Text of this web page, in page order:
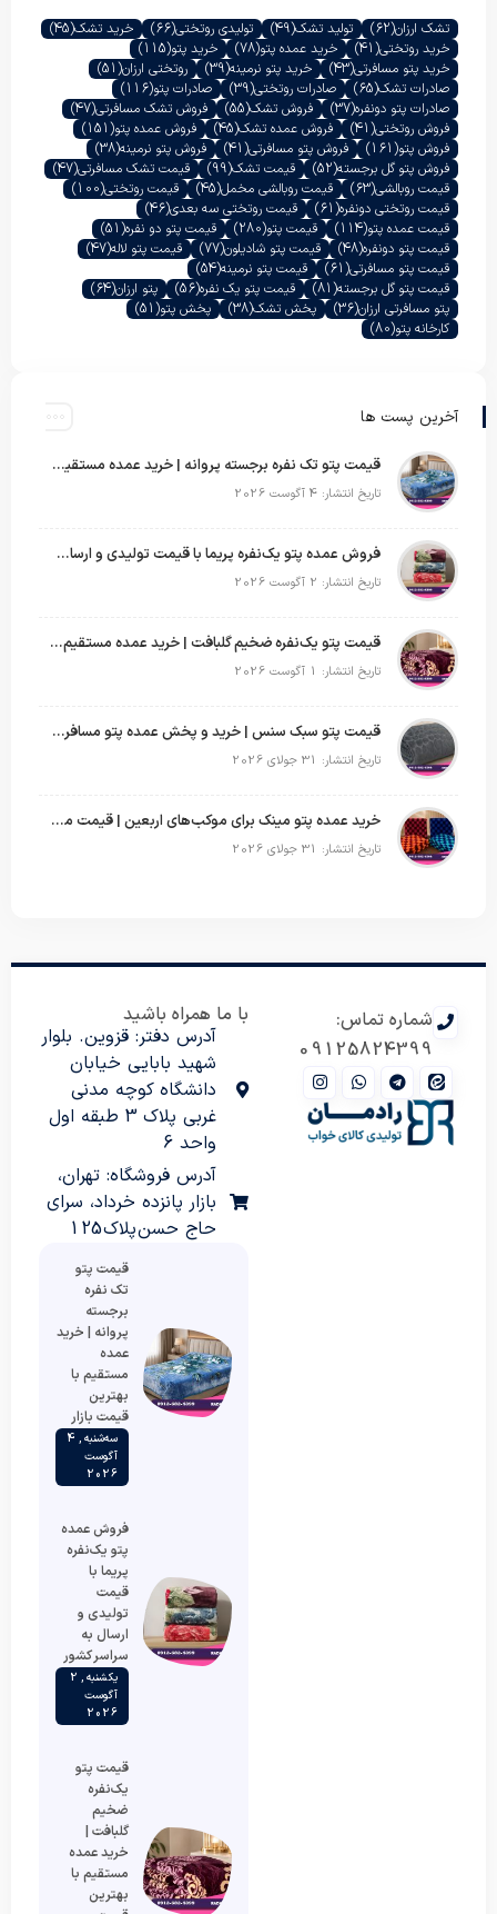
تشک ارزان(62) تولید تشک(49) تولیدی روتختی(66) خرید تشک(45)
خرید روتختی(41) خرید عمده پتو(78) خرید پتو(115)
خرید پتو مسافرتی(43) خرید پتو نرمینه(39) روتختی ارزان(51)
صادرات تشک(65) صادرات روتختی(39) صادرات پتو(116)
صادرات پتو دونفره(37) فروش تشک(55) فروش تشک مسافرتی(47)
فروش روتختی(41) فروش عمده تشک(45) فروش عمده پتو(151)
فروش پتو(161) فروش پتو مسافرتی(41) فروش پتو نرمینه(38)
فروش پتو گل برجسته(52) قیمت تشک(99) قیمت تشک مسافرتی(47)
قیمت روبالشی(63) قیمت روبالشی مخمل(45) قیمت روتختی(100)
قیمت روتختی دونفره(61) قیمت روتختی سه بعدی(46)
قیمت عمده پتو(114) قیمت پتو(280) قیمت پتو دو نفره(51)
قیمت پتو دونفره(48) قیمت پتو شادیلون(77) قیمت پتو لاله(47)
قیمت پتو مسافرتی(61) قیمت پتو نرمینه(54)
قیمت پتو گل برجسته(81) قیمت پتو یک نفره(56) پتو ارزان(64)
پتو مسافرتی ارزان(36) پخش تشک(38) پخش پتو(51)
کارخانه پتو(80)
آخرین پست ها
قیمت پتو تک نفره برجسته پروانه | خرید عمده مستقیم با بهترین قیمت بازار
تاریخ انتشار: 4 آگوست 2026
فروش عمده پتو یک‌نفره پریما با قیمت تولیدی و ارسال به سراسر کشور
تاریخ انتشار: 2 آگوست 2026
قیمت پتو یک‌نفره ضخیم گلبافت | خرید عمده مستقیم با بهترین قیمت
تاریخ انتشار: 1 آگوست 2026
قیمت پتو سبک سنس | خرید و پخش عمده پتو مسافرتی Sense
تاریخ انتشار: 31 جولای 2026
خرید عمده پتو مینک برای موکب‌های اربعین | قیمت مناسب و ارسال سریع
تاریخ انتشار: 31 جولای 2026
شماره تماس:
09125824399
با ما همراه باشید
آدرس دفتر: قزوین. بلوار
شهید بابایی خیابان
دانشگاه کوچه مدنی
غربی پلاک 3 طبقه اول
واحد 6
آدرس فروشگاه: تهران،
بازار پانزده خرداد، سرای
حاج حسن پلاک 125
قیمت پتو
تک نفره
برجسته
پروانه | خرید
عمده
مستقیم با
بهترین
قیمت بازار
سه‌شنبه , 4
آگوست
2026
فروش عمده
پتو یک‌نفره
پریما با
قیمت
تولیدی و
ارسال به
سراسر کشور
یکشنبه , 2
آگوست
2026
قیمت پتو
یک‌نفره
ضخیم
گلبافت |
خرید عمده
مستقیم با
بهترین